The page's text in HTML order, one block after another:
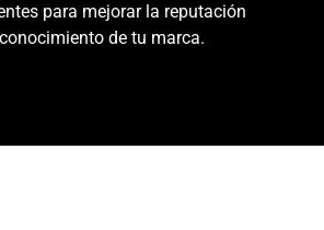
para mejorar la reputación
de tu marca.